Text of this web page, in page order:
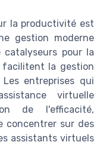
la productivité est
gestion moderne
pour la
facilitent la gestion
entreprises qui
virtuelle
de l'efficacité,
concentrer sur des
assistants virtuels